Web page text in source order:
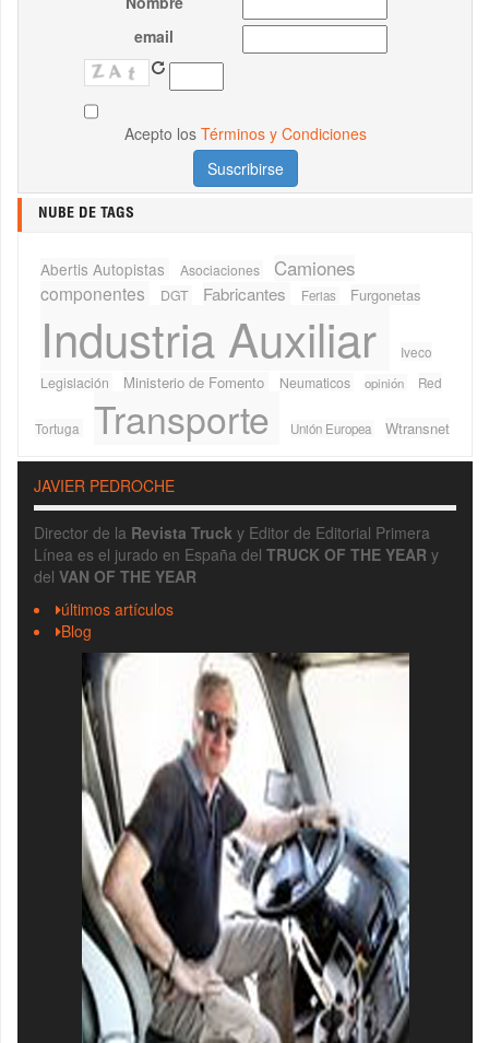
email
Acepto los Términos y Condiciones
NUBE DE TAGS
Abertis Autopistas Asociaciones Camiones
componentes DGT Fabricantes Ferias Furgonetas
Industria Auxiliar
Iveco
Legislación
Ministerio de Fomento Neumaticos opinión Red
Tortuga Transporte Unión Europea Wtransnet
JAVIER PEDROCHE
Director de la Revista Truck y Editor de Editorial Primera
Línea es el jurado en España del TRUCK OF THE YEAR y
del VAN OF THE YEAR
últimos artículos
Blog